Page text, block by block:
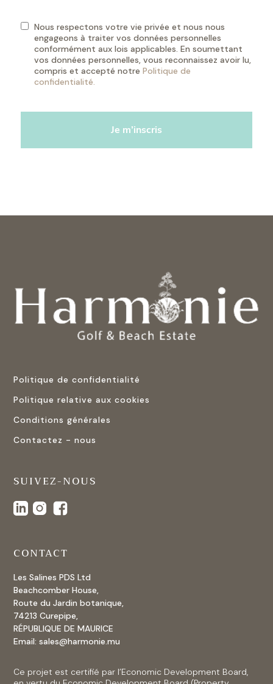
Nous respectons votre vie privée et nous nous
engageons à traiter vos données personnelles
conformément aux lois applicables. En soumettant
vos données personnelles, vous reconnaissez avoir lu,
compris et accepté notrePolitique de
confidentialité.
Politique de confidentialité
Politique relative aux cookies
Conditions générales
Contactez - nous
SUIVEZ-NOUS
CONTACT
Les Salines PDS Ltd
Beachcomber House,
Route du Jardin botanique,
74213 Curepipe,
RÉPUBLIQUE DE MAURICE
Email:sales@harmonie.mu
Ce projet est certifié par l’Economic Development Board,